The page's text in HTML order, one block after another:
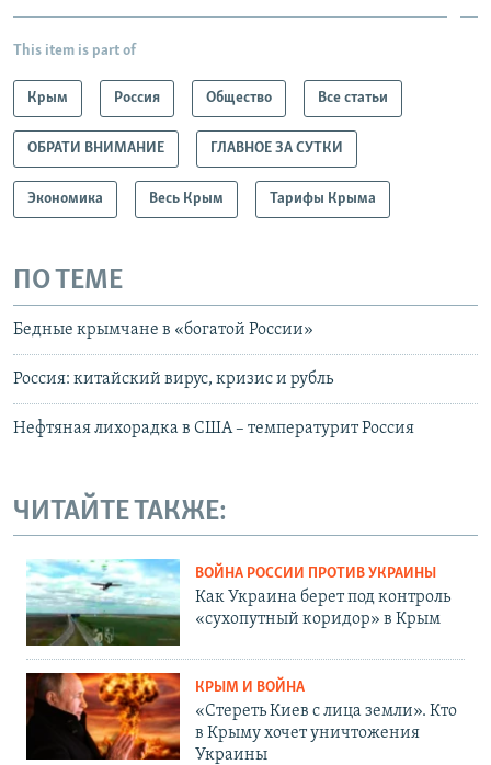
This item is part of
Крым Россия Общество Все статьи
ОБРАТИ ВНИМАНИЕ ГЛАВНОЕ ЗА СУТКИ
Экономика Весь Крым Тарифы Крыма
ПО ТЕМЕ
Бедные крымчане в «богатой России»
Россия: китайский вирус, кризис и рубль
Нефтяная лихорадка в США – температурит Россия
ЧИТАЙТЕ ТАКЖЕ:
ВОЙНА РОССИИ ПРОТИВ УКРАИНЫ
Как Украина берет под контроль
«сухопутный коридор» в Крым
КРЫМ И ВОЙНА
«Стереть Киев с лица земли». Кто
в Крыму хочет уничтожения
Украины